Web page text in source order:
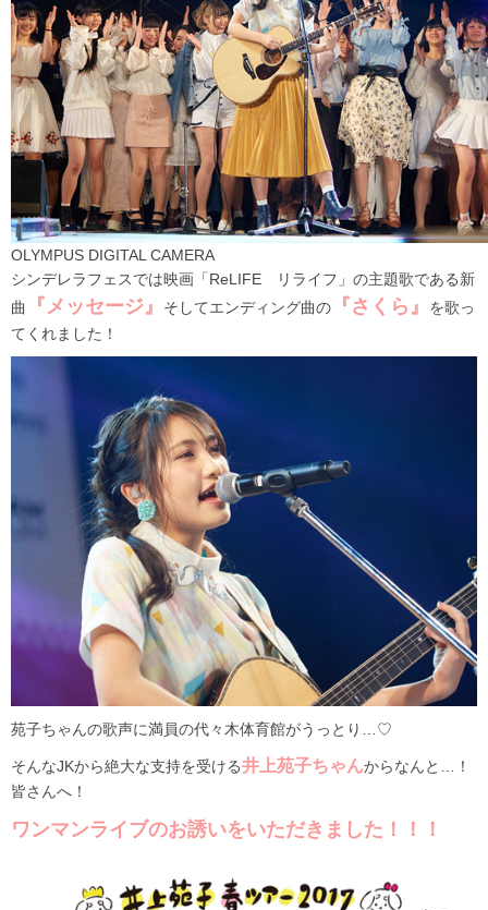
OLYMPUS DIGITAL CAMERA
シンデレラフェスでは映画「ReLIFE リライフ」の主題歌である新
曲
『メッセージ』 そしてエンディング曲の 『さくら』
を歌っ
てくれました！
苑子ちゃんの歌声に満員の代々木体育館がうっとり…♡
そんなJKから絶大な支持を受ける井上苑子ちゃんからなんと…！
皆さんへ！
ワンマンライブのお誘いをいただきました！！！